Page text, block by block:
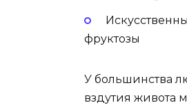
фруктозы
У большинства
вздутия живота